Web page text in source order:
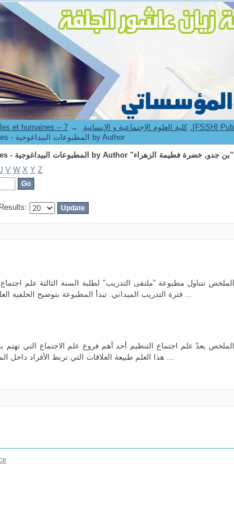
Browsing 7.[FSSH] Publications pédagogiques - المطبوعات البيداغوجية by Author "بن جدو, خضرة فطيمة الزهراء"
7. Faculté des sciences sociales et humaines -- كلية العلوم الإجتماعية و الإنسانية →
Browsing 7.[FSSH] Publications pédagogiques - المطبوعات البيداغوجية by Author
Browsing 7.[FSSH] Publications pédagogiques - المطبوعات البيداغوجية by Author "بن جدو, خضرة فطيمة الزهراء"
V W X Y Z
Results:
الملخص تتناول مطبوعة "ملتقى التدريب" لطلبة السنة الثالثة علم
فترة التدريب الميداني. تبدأ المطبوعة بتوضيح الخلفية العلمية للبحث الاجتماعي، وتركز على المدرسة الوضعية ...
الملخص يعدّ علم اجتماع التنظيم أحد أهم فروع علم الاجتماع التي تهتم
هذا العلم طبيعة العلاقات التي تربط الأفراد داخل المؤسسة، وتأثير البيئة الاجتماعية في كفاءة الأداء. وقد ...